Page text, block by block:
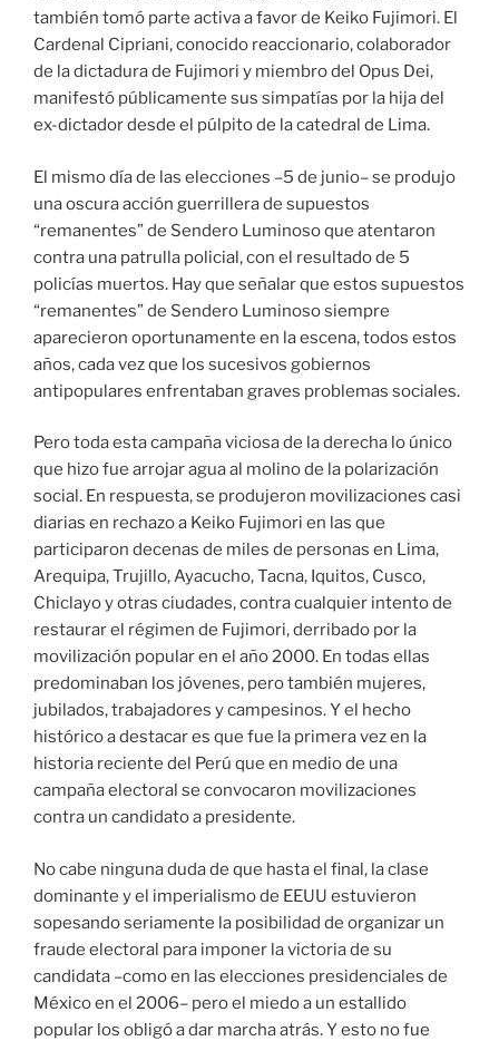
también tomó parte activa a favor de Keiko Fujimori. El
Cardenal Cipriani, conocido reaccionario, colaborador
de la dictadura de Fujimori y miembro del Opus Dei,
manifestó públicamente sus simpatías por la hija del
ex-dictador desde el púlpito de la catedral de Lima.
El mismo día de las elecciones –5 de junio– se produjo
una oscura acción guerrillera de supuestos
“remanentes” de Sendero Luminoso que atentaron
contra una patrulla policial, con el resultado de 5
policías muertos. Hay que señalar que estos supuestos
“remanentes” de Sendero Luminoso siempre
aparecieron oportunamente en la escena, todos estos
años, cada vez que los sucesivos gobiernos
antipopulares enfrentaban graves problemas sociales.
Pero toda esta campaña viciosa de la derecha lo único
que hizo fue arrojar agua al molino de la polarización
social. En respuesta, se produjeron movilizaciones casi
diarias en rechazo a Keiko Fujimori en las que
participaron decenas de miles de personas en Lima,
Arequipa, Trujillo, Ayacucho, Tacna, Iquitos, Cusco,
Chiclayo y otras ciudades, contra cualquier intento de
restaurar el régimen de Fujimori, derribado por la
movilización popular en el año 2000. En todas ellas
predominaban los jóvenes, pero también mujeres,
jubilados, trabajadores y campesinos. Y el hecho
histórico a destacar es que fue la primera vez en la
historia reciente del Perú que en medio de una
campaña electoral se convocaron movilizaciones
contra un candidato a presidente.
No cabe ninguna duda de que hasta el final, la clase
dominante y el imperialismo de EEUU estuvieron
sopesando seriamente la posibilidad de organizar un
fraude electoral para imponer la victoria de su
candidata –como en las elecciones presidenciales de
México en el 2006– pero el miedo a un estallido
popular los obligó a dar marcha atrás. Y esto no fue